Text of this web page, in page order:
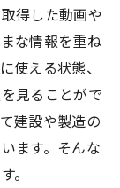
得した動画や
な情報を重ね
使える状態、
見ることがで
建設や製造の
ます。そんな
。